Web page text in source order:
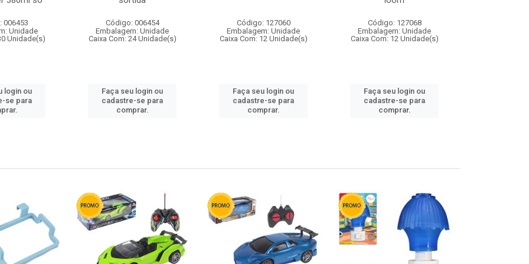
006453
Unidade
Unidade(s)
login ou
se para
Código: 006454
Embalagem: Unidade
Caixa Com: 24 Unidade(s)
Faça seu login ou
cadastre-se para
comprar.
Código: 127060
Embalagem: Unidade
Caixa Com: 12 Unidade(s)
Faça seu login ou
cadastre-se para
comprar.
Código: 127068
Embalagem: Unidade
Caixa Com: 12 Unidade(s)
Faça seu login ou
cadastre-se para
comprar.